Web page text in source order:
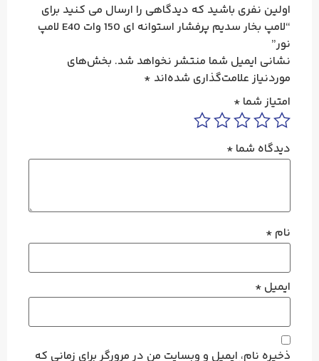
اولین نفری باشید که دیدگاهی را ارسال می کنید برای
“لامپ بخار سدیم پرفشار استوانه ای 150 وات E40 لامپ
نور”
نشانی ایمیل شما منتشر نخواهد شد. بخش‌های
موردنیاز علامت‌گذاری شده‌اند *
امتیاز شما *
دیدگاه شما *
نام *
ایمیل *
ذخیره نام، ایمیل و وبسایت من در مرورگر برای زمانی که